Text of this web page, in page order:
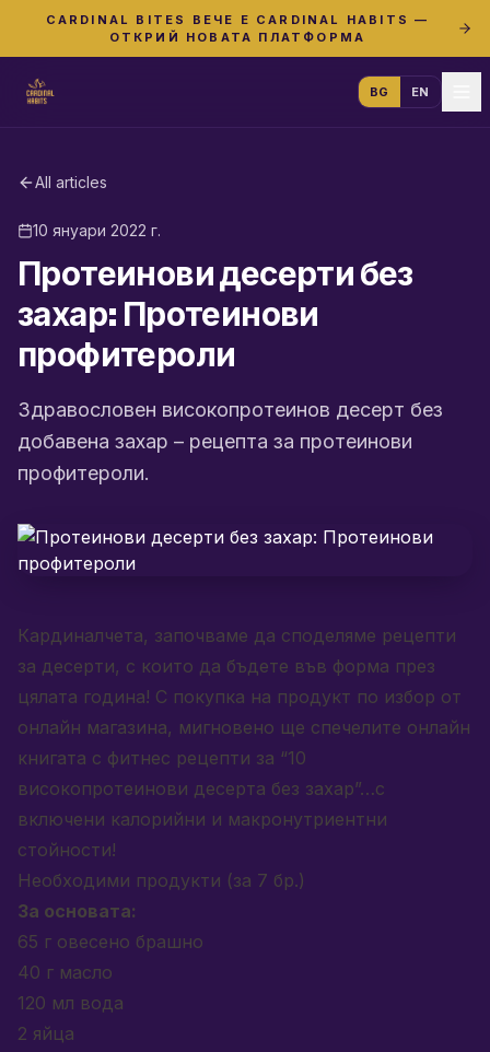
CARDINAL BITES ВЕЧЕ Е CARDINAL HABITS —
ОТКРИЙ НОВАТА ПЛАТФОРМА
BG EN
All articles
10 януари 2022 г.
Протеинови десерти без
захар: Протеинови
профитероли
Здравословен високопротеинов десерт без
добавена захар – рецепта за протеинови
профитероли.
Кардиналчета, започваме да споделяме рецепти
за десерти, с които да бъдете във форма през
цялата година! С покупка на продукт по избор от
онлайн магазина, мигновено ще спечелите онлайн
книгата с фитнес рецепти за “10
високопротеинови десерта без захар”…с
включени калорийни и макронутриентни
стойности!
Необходими продукти (за 7 бр.)
За основата:
65 г овесено брашно
40 г масло
120 мл вода
2 яйца